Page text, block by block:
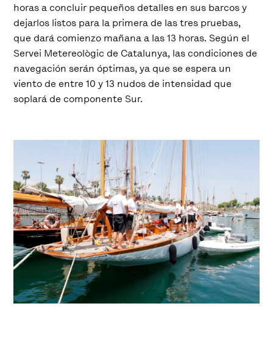
horas a concluir pequeños detalles en sus barcos y
dejarlos listos para la primera de las tres pruebas,
que dará comienzo mañana a las 13 horas. Según el
Servei Metereològic de Catalunya, las condiciones de
navegación serán óptimas, ya que se espera un
viento de entre 10 y 13 nudos de intensidad que
soplará de componente Sur.